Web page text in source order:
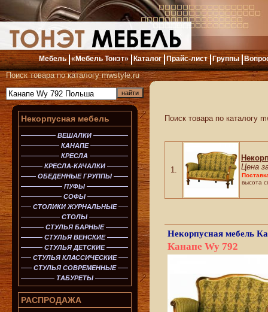
Мебель «Мебель Тонэт» Каталог Прайс-лист Группы
Поиск товара по каталогу mwstyle.ru
Некорпусная мебель
ВЕШАЛКИ
КАНАПЕ
КРЕСЛА
КРЕСЛА-КАЧАЛКИ
ОБЕДЕННЫЕ ГРУППЫ
ПУФЫ
СОФЫ
СТОЛИКИ ЖУРНАЛЬНЫЕ
СТОЛЫ
СТУЛЬЯ БАРНЫЕ
СТУЛЬЯ ВЕНСКИЕ
СТУЛЬЯ ДЕТСКИЕ
СТУЛЬЯ КЛАССИЧЕСКИЕ
СТУЛЬЯ СОВРЕМЕННЫЕ
ТАБУРЕТЫ
РАСПРОДАЖА
Поиск товара по каталогу
1.
Цена
высота
Некорпусная мебель
Канапе Wy 792